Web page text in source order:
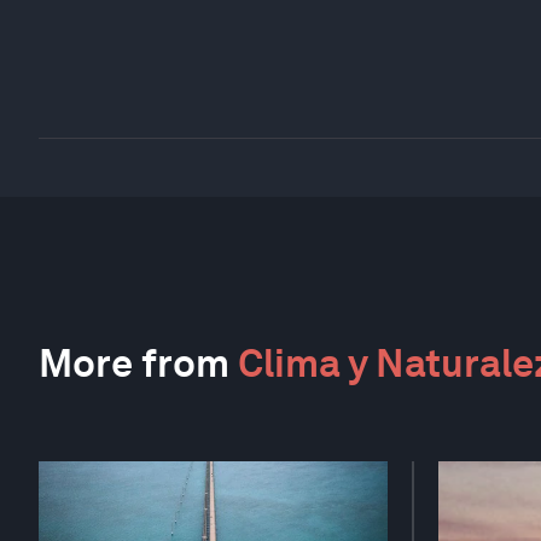
More from Clima y